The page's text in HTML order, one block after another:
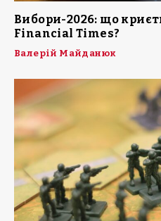
Вибори-2026: що
Financial Times?
Валерій Майданюк